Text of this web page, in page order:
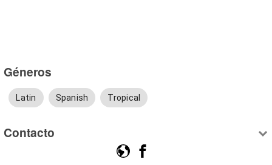
Géneros
Latin Spanish Tropical
Contacto